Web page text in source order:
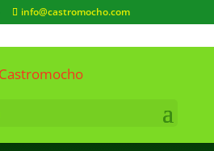
info@castromocho.com